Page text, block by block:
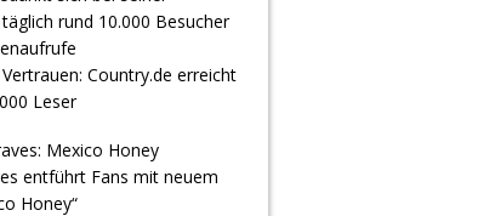
Country.de erreicht
Leser
entführt Fans mit neuem
Honey“